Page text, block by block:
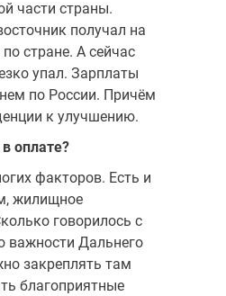
части страны.
получал на
стране. А сейчас
упал. Зарплаты
по России. Причём
к улучшению.
оплате?
факторов. Есть и
жилищное
говорилось с
важности Дальнего
закреплять там
благоприятные